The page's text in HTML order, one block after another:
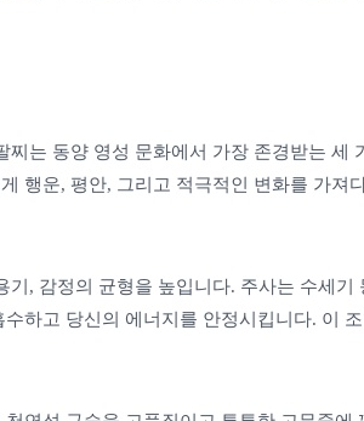
찌는 동양 영성 문화에서 가장 존경받는
행운, 평안, 그리고 적극적인 변화를 가져
기, 감정의 균형을 높입니다. 주사는 수세
수하고 당신의 에너지를 안정시킵니다. 이